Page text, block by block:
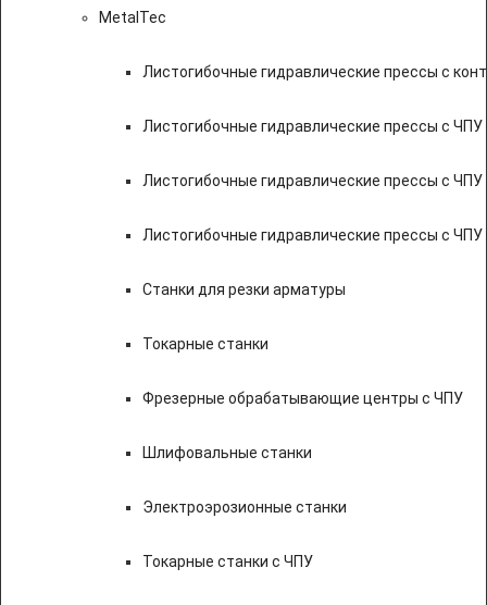
MetalTec
Листогибочные гидравлические прессы с
Листогибочные гидравлические прессы с
Листогибочные гидравлические прессы с ЧПУ
Листогибочные гидравлические прессы с
Станки для резки арматуры
Токарные станки
Фрезерные обрабатывающие центры с ЧПУ
Шлифовальные станки
Электроэрозионные станки
Токарные станки с ЧПУ